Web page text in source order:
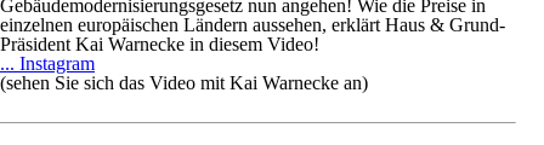
Gebäudemodernisierungsgesetz nun angehen! Wie die Preise in
einzelnen europäischen Ländern aussehen, erklärt Haus & Grund-
Präsident Kai Warnecke in diesem Video!
... Instagram
(sehen Sie sich das Video mit Kai Warnecke an)